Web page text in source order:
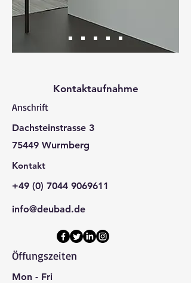
Kontaktaufnahme
Anschrift
Dachsteinstrasse 3
75449 Wurmberg
Kontakt
+49 (0) 7044 9069611
info@deubad.de
Öffungszeiten
Mon - Fri